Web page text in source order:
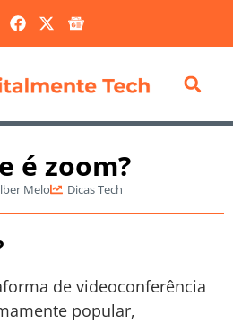
é zoom?
Melo Dicas Tech
de videoconferência
popular,